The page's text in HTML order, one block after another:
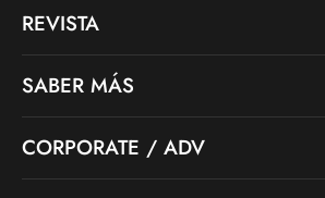
REVISTA
SABER MÁS
CORPORATE / ADV